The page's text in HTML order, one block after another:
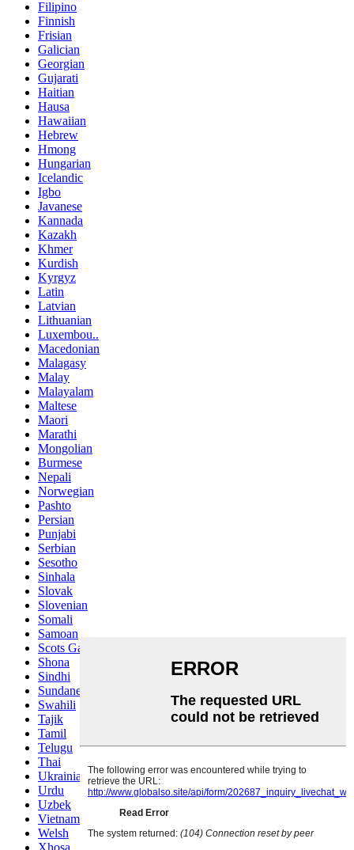
Filipino
Finnish
Frisian
Galician
Georgian
Gujarati
Haitian
Hausa
Hawaiian
Hebrew
Hmong
Hungarian
Icelandic
Igbo
Javanese
Kannada
Kazakh
Khmer
Kurdish
Kyrgyz
Latin
Latvian
Lithuanian
Luxembou..
Macedonian
Malagasy
Malay
Malayalam
Maltese
Maori
Marathi
Mongolian
Burmese
Nepali
Norwegian
Pashto
Persian
Punjabi
Serbian
Sesotho
Sinhala
Slovak
Slovenian
Somali
Samoan
Scots Gaelic
Shona
Sindhi
Sundanese
Swahili
Tajik
Tamil
Telugu
Thai
Ukrainian
Urdu
Uzbek
Vietnamese
Welsh